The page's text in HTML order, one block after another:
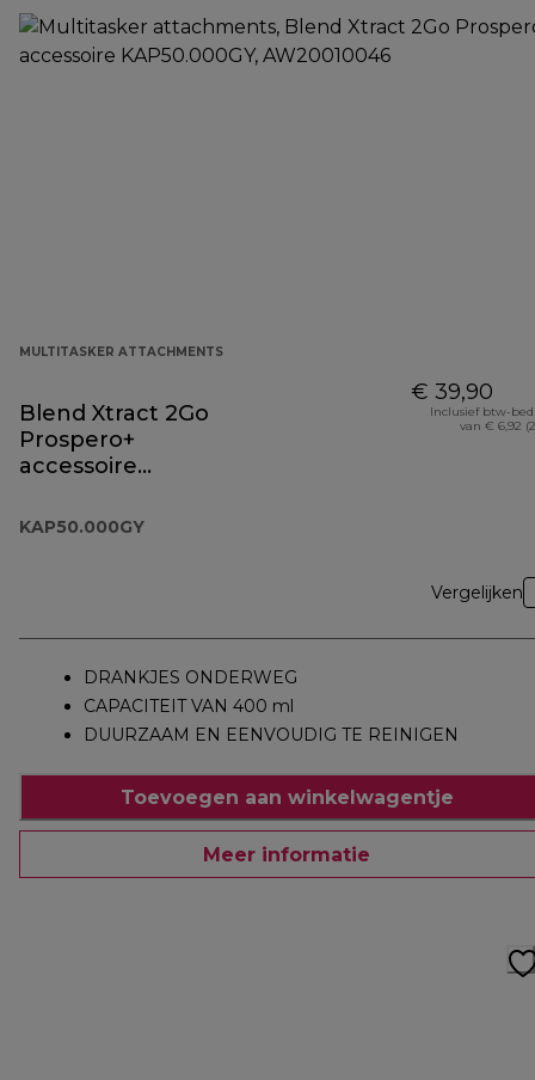
MULTITASKER ATTACHMENTS
Blend Xtract 2Go
Prospero+
accessoire
KAP50.000GY
€ 39,90
Inclusief btw-
van € 6,92
Vergelijken
DRANKJES ONDERWEG
CAPACITEIT VAN 400 ml
DUURZAAM EN EENVOUDIG TE REINIGEN
Toevoegen aan winkelwagentje
Meer informatie